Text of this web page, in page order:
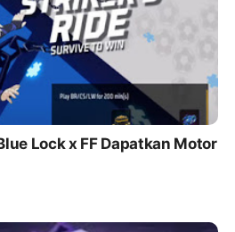
Lock x FF Dapatkan Motor